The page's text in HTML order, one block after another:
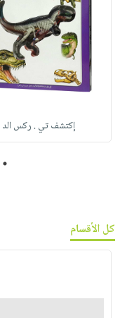
إكتشف تي . ركس الد
1
كل الأقسام